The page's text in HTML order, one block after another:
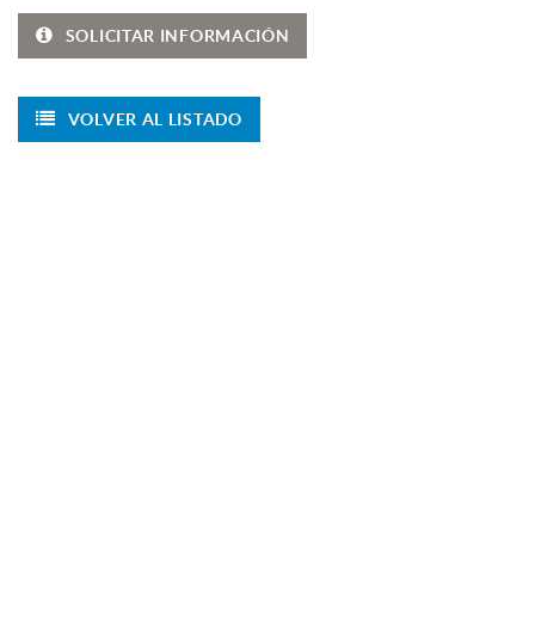
SOLICITAR INFORMACIÓN
VOLVER AL LISTADO